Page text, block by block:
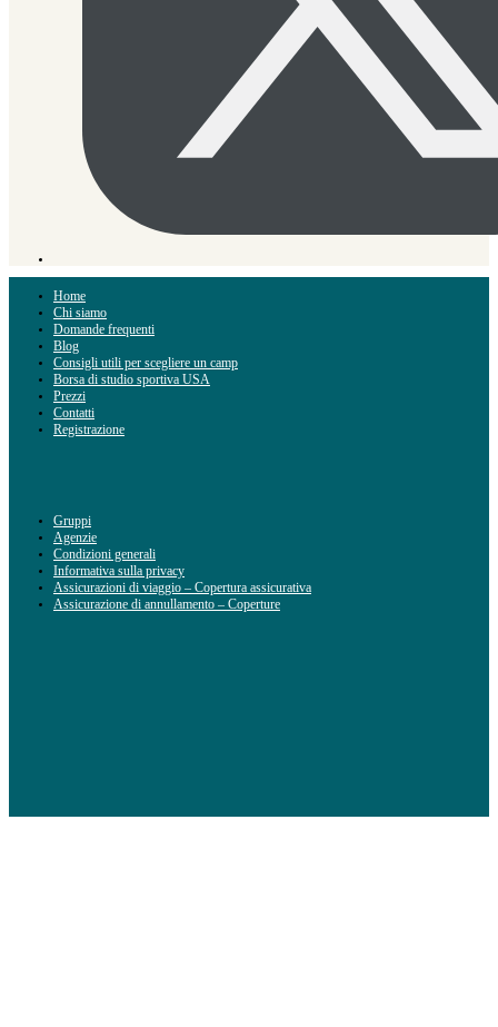
Home
Chi siamo
Domande frequenti
Blog
Consigli utili per scegliere un camp
Borsa di studio sportiva USA
Prezzi
Contatti
Registrazione
Gruppi
Agenzie
Condizioni generali
Informativa sulla privacy
Assicurazioni di viaggio – Copertura assicurativa
Assicurazione di annullamento – Coperture